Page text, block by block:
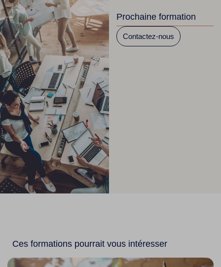
Prochaine formation
Contactez-nous
Ces formations pourrait vous intéresser